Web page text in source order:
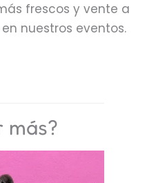
frescos y vente a
nuestros eventos.
más?